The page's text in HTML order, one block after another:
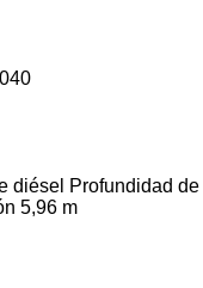
diésel Profundidad de
5,96 m